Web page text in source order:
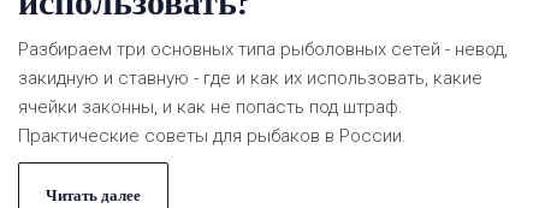
Разбираем три основных типа рыболовных сетей - невод,
закидную и ставную - где и как их использовать, какие
ячейки законны, и как не попасть под штраф.
Практические советы для рыбаков в России.
Читать далее